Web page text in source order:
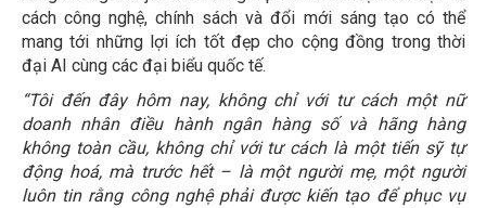
cách công nghệ, chính sách và đổi mới sáng tạo có thể
mang tới những lợi ích tốt đẹp cho cộng đồng trong thời
đại AI cùng các đại biểu quốc tế.
“Tôi đến đây hôm nay, không chỉ với tư cách một nữ
doanh nhân điều hành ngân hàng số và hãng hàng
không toàn cầu, không chỉ với tư cách là một tiến sỹ tự
động hoá, mà trước hết – là một người mẹ, một người
luôn tin rằng công nghệ phải được kiến tạo để phục vụ